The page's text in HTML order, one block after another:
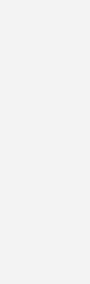
auf
könnte diesen
für Wärme.